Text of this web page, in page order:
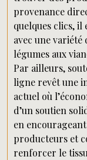
provenance
quelques clics,
avec une
légumes aux
Par ailleurs,
ligne revêt une
actuel où
d’un soutien
en
producteurs et
renforcer le